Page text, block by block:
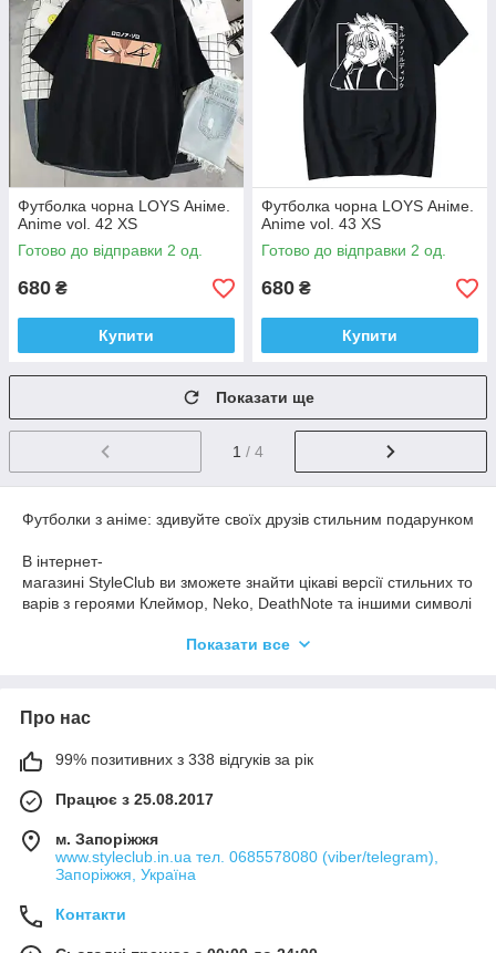
Футболка чорна LOYS Аніме.
Anime vol. 42 XS
Готово до відправки 2 од.
680 ₴
Купити
Футболка чорна LOYS Аніме.
Anime vol. 43 XS
Готово до відправки 2 од.
680 ₴
Купити
Показати ще
1 / 4
Футболки з аніме: здивуйте своїх друзів стильним подарунком
В інтернет-
магазині StyleClub ви зможете знайти цікаві версії стильних то
варів з героями Клеймор, Neko, DeathNote та іншими символі
овічі футболки з аніме - це не поєднання, але насправді вони
з стильний одяг.
На сайті пропонується широкий асортимент товарів. Багатьо
м до вподоби класичні фасони футболок, які декоровані карт
инками з аніме-
тематикою. Японські мультфільми здобули велику популярніс
ть у всьому світі, мільйони фанатів стежать за новими серіям
и та шедеврами цього жанру. Купуючи футболку з аніме-
принтом, ви отримаєте чудовий подарунок для своїх захопле
вий дизайн - головні переваги таких покупок.
Показати все
Про нас
99% позитивних з 338 відгуків за рік
Працює з 25.08.2017
м. Запоріжжя
www.styleclub.in.ua тел. 0685578080 (viber/telegram),
Запоріжжя, Україна
Контакти